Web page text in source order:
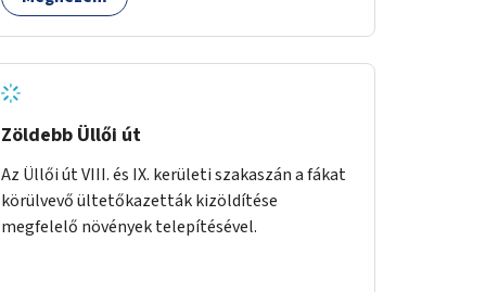
Zöldebb Üllői út
Az Üllői út VIII. és IX. kerületi szakaszán a fákat
körülvevő ültetőkazetták kizöldítése
megfelelő növények telepítésével.